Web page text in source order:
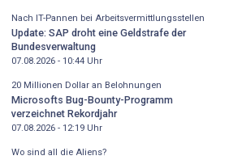
Nach IT-Pannen bei Arbeitsvermittlungsstellen
Update: SAP droht eine Geldstrafe der
Bundesverwaltung
07.08.2026 - 10:44Uhr
20 Millionen Dollar an Belohnungen
Microsofts Bug-Bounty-Programm
verzeichnet Rekordjahr
07.08.2026 - 12:19Uhr
Wo sind all die Aliens?